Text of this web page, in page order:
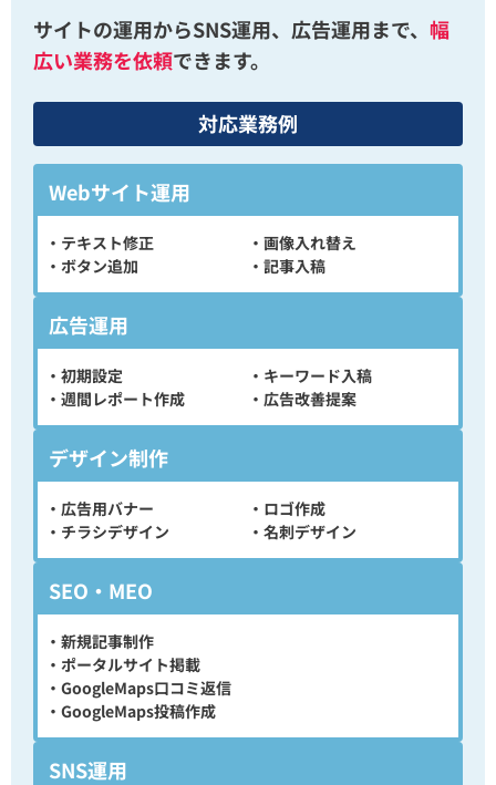
サイトの運用からSNS運用、広告運用まで、 幅
広い業務を依頼できます。
対応業務例
Webサイト運用
・テキスト修正
・画像入れ替え
・ボタン追加
・記事入稿
広告運用
・初期設定
・キーワード入稿
・週間レポート作成
・広告改善提案
デザイン制作
・広告用バナー
・ロゴ作成
・チラシデザイン
・名刺デザイン
SEO・MEO
・新規記事制作
・ポータルサイト掲載
・GoogleMaps口コミ返信
・GoogleMaps投稿作成
SNS運用